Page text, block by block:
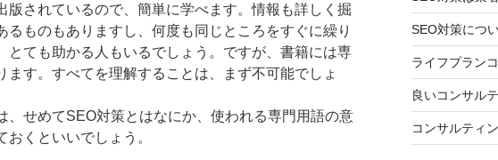
版されているので、簡単に学べます。情報も詳しく掘
るものもありますし、何度も同じところをすぐに繰り
とても助かる人もいるでしょう。ですが、書籍には専
ます。すべてを理解することは、まず不可能でしょ
、せめてSEO対策とはなにか、使われる専門用語の意
おくといいでしょう。
SEO対策につ
ライフプラン
良いコンサル
コンサルティ